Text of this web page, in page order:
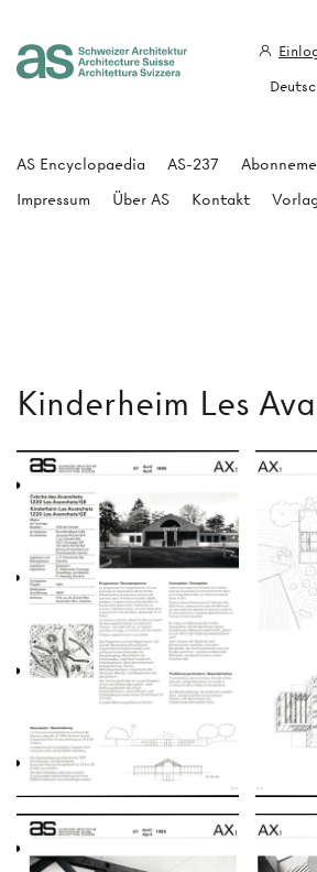
Kinderheim Les
AS Encyclopaedia AS-237
Impressum
Über AS Kontakt